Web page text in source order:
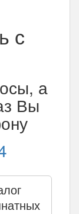
с
а
Вы